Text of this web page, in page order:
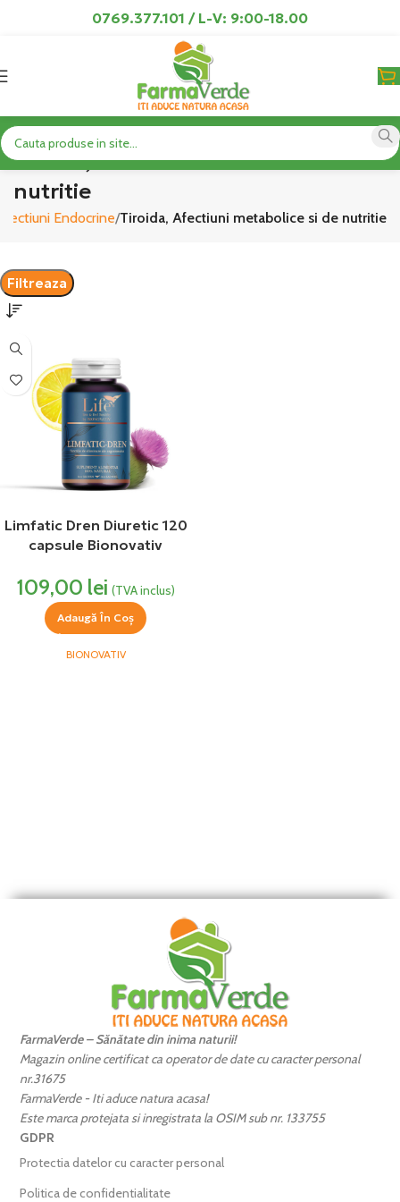
0769.377.101 / L-V: 9:00-18.00
Tiroida, Afectiuni metabolice si de
nutritie
Endocrine Tiroida, Afectiuni metabolice si de nutritie
Filtreaza
Limfatic Dren Diuretic 120
capsule Bionovativ
109,00 lei (TVA inclus)
Adaugă În Coș
BIONOVATIV
FarmaVerde – Sănătate din inima naturii!
Magazin online certificat ca operator de date cu caracter personal
nr.31675
FarmaVerde - Iti aduce natura acasa!
Este marca protejata si inregistrata la OSIM sub nr. 133755
GDPR
Protectia datelor cu caracter personal
Politica de confidentialitate